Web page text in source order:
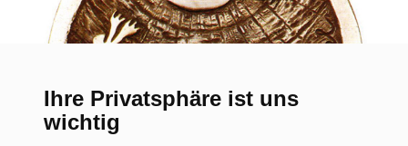
Ihre Privatsphäre ist uns
wichtig